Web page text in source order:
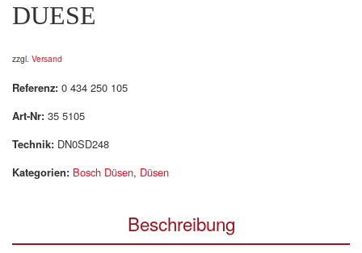
DUESE
zzgl. Versand
Referenz: 0 434 250 105
Art-Nr: 35 5105
Technik: DN0SD248
Kategorien: Bosch Düsen, Düsen
Beschreibung